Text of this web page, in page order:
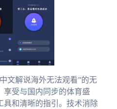
文解说海外无法观看”的无
享受与国内同步的体育盛
具和清晰的指引。技术消除